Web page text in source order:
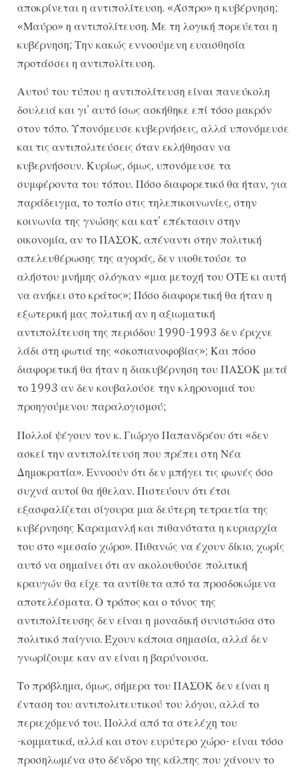
αποκρίνεται η αντιπολίτευση. «Άσπρο» η κυβέρνηση;
«Μαύρο» η αντιπολίτευση. Με τη λογική πορεύεται η
κυβέρνηση; Την κακώς εννοούμενη ευαισθησία
προτάσσει η αντιπολίτευση.
Αυτού του τύπου η αντιπολίτευση είναι πανεύκολη
δουλειά και γι’ αυτό ίσως ασκήθηκε επί τόσο μακρόν
στον τόπο. Υπονόμευσε κυβερνήσεις, αλλά υπονόμευσε
και τις αντιπολιτεύσεις όταν εκλήθησαν να
κυβερνήσουν. Κυρίως, όμως, υπονόμευσε τα
συμφέροντα του τόπου. Πόσο διαφορετικό θα ήταν, για
παράδειγμα, το τοπίο στις τηλεπικοινωνίες, στην
κοινωνία της γνώσης και κατ’ επέκτασιν στην
οικονομία, αν το ΠΑΣΟΚ, απέναντι στην πολιτική
απελευθέρωσης της αγοράς, δεν υιοθετούσε το
αλήστου μνήμης σλόγκαν «μια μετοχή του ΟΤΕ κι αυτή
να ανήκει στο κράτος»; Πόσο διαφορετική θα ήταν η
εξωτερική μας πολιτική αν η αξιωματική
αντιπολίτευση της περιόδου 1990-1993 δεν έριχνε
λάδι στη φωτιά της «σκοπιανοφοβίας»; Και πόσο
διαφορετική θα ήταν η διακυβέρνηση του ΠΑΣΟΚ μετά
το 1993 αν δεν κουβαλούσε την κληρονομιά του
προηγούμενου παραλογισμού;
Πολλοί ψέγουν τον κ. Γιώργο Παπανδρέου ότι «δεν
ασκεί την αντιπολίτευση που πρέπει στη Νέα
Δημοκρατία». Εννοούν ότι δεν μπήγει τις φωνές όσο
συχνά αυτοί θα ήθελαν. Πιστεύουν ότι έτσι
εξασφαλίζεται σίγουρα μια δεύτερη τετραετία της
κυβέρνησης Καραμανλή και πιθανότατα η κυριαρχία
του στο «μεσαίο χώρο». Πιθανώς να έχουν δίκιο, χωρίς
αυτό να σημαίνει ότι αν ακολουθούσε πολιτική
κραυγών θα είχε τα αντίθετα από τα προσδοκώμενα
αποτελέσματα. Ο τρόπος και ο τόνος της
αντιπολίτευσης δεν είναι η μοναδική συνιστώσα στο
πολιτικό παίγνιο. Έχουν κάποια σημασία, αλλά δεν
γνωρίζουμε καν αν είναι η βαρύνουσα.
Το πρόβλημα, όμως, σήμερα του ΠΑΣΟΚ δεν είναι η
ένταση του αντιπολιτευτικού του λόγου, αλλά το
περιεχόμενό του. Πολλά από τα στελέχη του
-κομματικά, αλλά και στον ευρύτερο χώρο- είναι τόσο
προσηλωμένα στο δένδρο της κάλπης που χάνουν το